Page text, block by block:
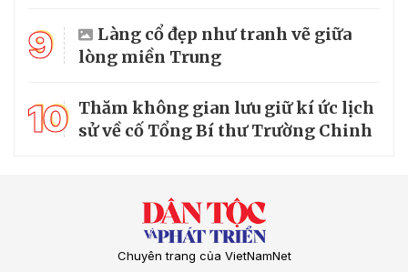
9
Làng cổ đẹp như tranh vẽ giữa
lòng miền Trung
10 Thăm không gian lưu giữ kí ức lịch
sử về cố Tổng Bí thư Trường Chinh
Chuyên trang của VietNamNet